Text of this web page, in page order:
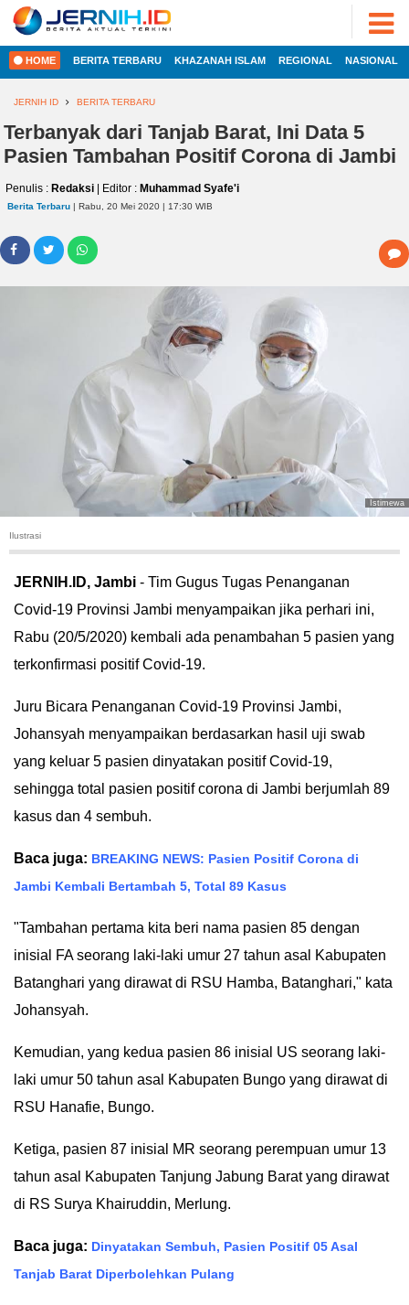
HOME
REGIONAL
NASIONAL
INTERNASIONAL
POLITIK
HUKUM
KRIMINAL
KHAZANAH
TEKNOLOGI
OTOMOTIF
OLAHRAGA
HIBURAN
GALLERY
DEPTH
INFOGRAFIS
ADVERTORIAL
INDEKS
ADVERTORIAL
FOTO
VIDEO
PESONA
JAMBI
PESONA
PESONA
CAKRAWALA
ENTREPRENEURSHIP
2022
JERNIH.ID
•
Developed
HOME BERITA TERBARU KHAZANAH ISLAM REGIONAL NASIONAL
JERNIH ID BERITA TERBARU
Terbanyak dari Tanjab Barat, Ini Data 5
Pasien Tambahan Positif Corona di Jambi
Penulis : Redaksi | Editor : Muhammad Syafe'i
Berita Terbaru | Rabu, 20 Mei 2020 | 17:30 WIB
Istimewa
Ilustrasi
JERNIH.ID, Jambi - Tim Gugus Tugas Penanganan
Covid-19 Provinsi Jambi menyampaikan jika perhari ini,
Rabu (20/5/2020) kembali ada penambahan 5 pasien yang
terkonfirmasi positif Covid-19.
Juru Bicara Penanganan Covid-19 Provinsi Jambi,
Johansyah menyampaikan berdasarkan hasil uji swab
yang keluar 5 pasien dinyatakan positif Covid-19,
sehingga total pasien positif corona di Jambi berjumlah 89
kasus dan 4 sembuh.
Baca juga: BREAKING NEWS: Pasien Positif Corona di
Jambi Kembali Bertambah 5, Total 89 Kasus
"Tambahan pertama kita beri nama pasien 85 dengan
inisial FA seorang laki-laki umur 27 tahun asal Kabupaten
Batanghari yang dirawat di RSU Hamba, Batanghari," kata
Johansyah.
Kemudian, yang kedua pasien 86 inisial US seorang laki-
laki umur 50 tahun asal Kabupaten Bungo yang dirawat di
RSU Hanafie, Bungo.
Ketiga, pasien 87 inisial MR seorang perempuan umur 13
tahun asal Kabupaten Tanjung Jabung Barat yang dirawat
di RS Surya Khairuddin, Merlung.
Baca juga: Dinyatakan Sembuh, Pasien Positif 05 Asal
Tanjab Barat Diperbolehkan Pulang